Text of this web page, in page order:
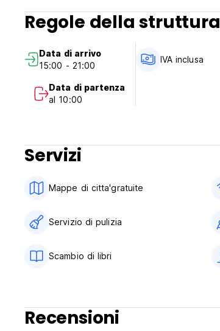
Regole della struttura
Data di arrivo
15:00 - 21:00
Data di partenza
al 10:00
IVA inclusa
Servizi
Mappe di citta'gratuite
Servizio di pulizia
Scambio di libri
Recensioni